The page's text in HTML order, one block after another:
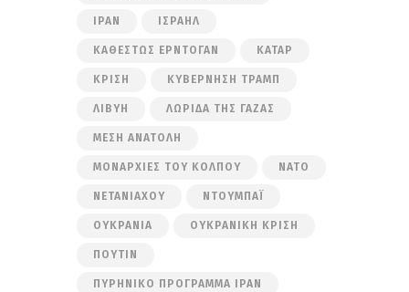
ΙΡΆΝ ΙΣΡΑΉΛ
ΚΑΘΕΣΤΏΣ ΕΡΝΤΟΓΆΝ ΚΑΤΆΡ
ΚΡΊΣΗ ΚΥΒΈΡΝΗΣΗ ΤΡΑΜΠ
ΛΙΒΎΗ ΛΩΡΊΔΑ ΤΗΣ ΓΆΖΑΣ
ΜΈΣΗ ΑΝΑΤΟΛΉ
ΜΟΝΑΡΧΊΕΣ ΤΟΥ ΚΌΛΠΟΥ ΝΑΤΟ
ΝΕΤΑΝΙΆΧΟΥ ΝΤΟΥΜΠΆΙ
ΟΥΚΡΑΝΊΑ ΟΥΚΡΑΝΙΚΉ ΚΡΊΣΗ
ΠΟΎΤΙΝ
ΠΥΡΗΝΙΚΌ ΠΡΌΓΡΑΜΜΑ ΙΡΆΝ